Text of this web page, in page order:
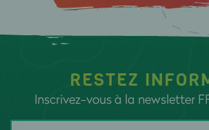
RESTEZ
Inscrivez-vous à la newsletter